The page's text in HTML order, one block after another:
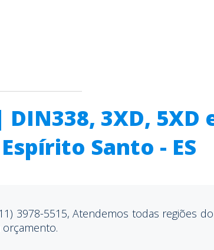
3XD, 5XD
Santo - ES
3978-5515, Atendemos todas regiões
orçamento.